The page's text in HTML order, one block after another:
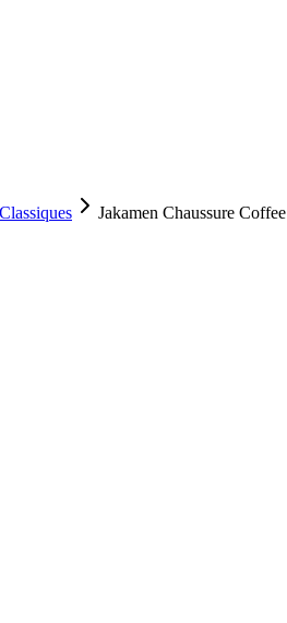
Classiques Jakamen Chaussure Coffee